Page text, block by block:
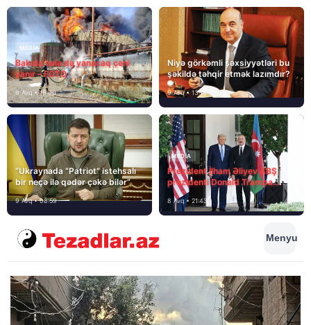
MEDİA
Bakıda hələ də yanacaq çəni
yanır – FOTO
9 Avq • 18:00
Niyə görkəmli şəxsiyyətləri bu
şəkildə təhqir etmək lazımdır?
9 Avq • 13:16
“Ukraynada “Patriot” istehsalı
bir neçə ilə qədər çəkə bilər”
9 Avq • 08:59
MEDİA
Prezident İlham Əliyev ABŞ
prezidenti Donald Trampa
məktubunda yazıb ki…
8 Avq • 21:43
Menyu